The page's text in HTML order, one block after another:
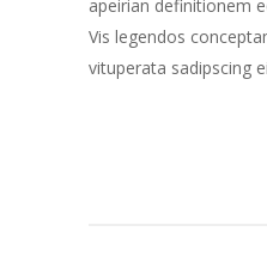
apeirian definitionem
Vis legendos
vituperata sadipscing